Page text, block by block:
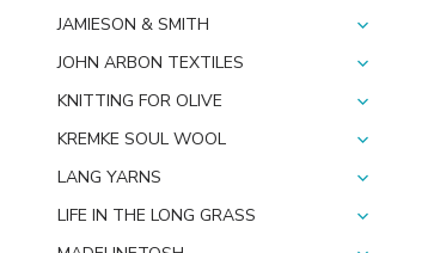
JAMIESON & SMITH
JOHN ARBON TEXTILES
KNITTING FOR OLIVE
KREMKE SOUL WOOL
LANG YARNS
LIFE IN THE LONG GRASS